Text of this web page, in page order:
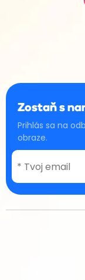
Zostaň s
Prihlás sa na
obraze.